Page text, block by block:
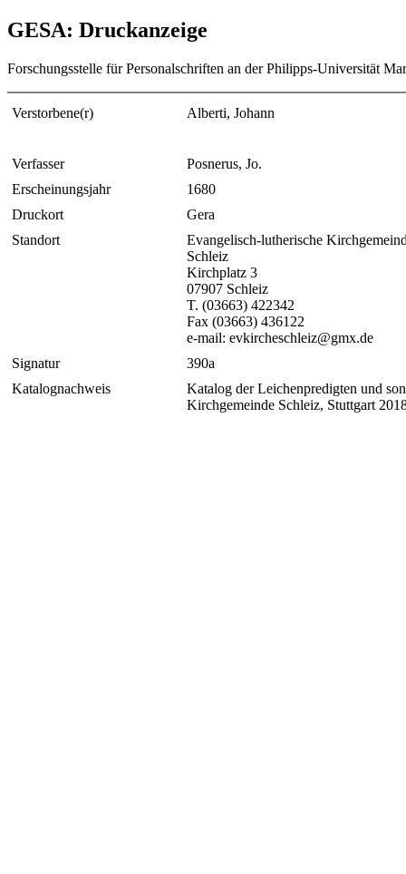
GESA: Druckanzeige
Forschungsstelle für Personalschriften an der Philipps-Universität
Verstorbene(r) Alberti, Johann
Verfasser
Posnerus, Jo.
Erscheinungsjahr
1680
Druckort
Gera
Standort
Evangelisch-lutherische
Schleiz
Kirchplatz 3
07907 Schleiz
T. (03663) 422342
Fax (03663) 436122
e-mail: evkircheschleiz@gmx.de
Signatur
390a
Katalognachweis
Katalog der Leichenpredigten und
Kirchgemeinde Schleiz, Stuttgart